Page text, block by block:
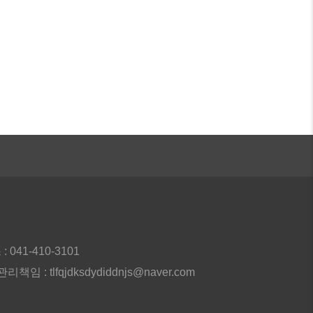
: 041-410-3101
리책임 : tlfqjdksdydiddnjs@naver.com